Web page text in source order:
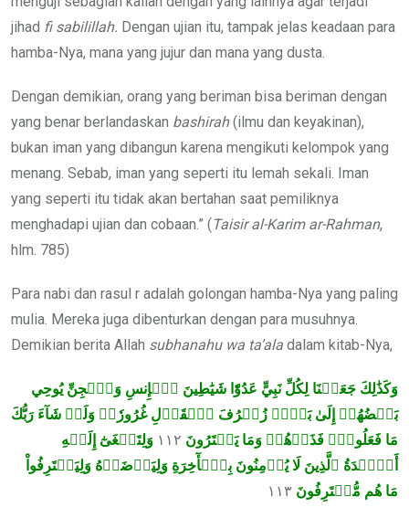
jihad fi sabilillah. Dengan ujian itu, tampak jelas keadaan para
hamba-Nya, mana yang jujur dan mana yang dusta.
Dengan demikian, orang yang beriman bisa beriman dengan
yang benar berlandaskan bashirah(ilmu dan keyakinan),
bukan iman yang dibangun karena mengikuti kelompok yang
menang. Sebab, iman yang seperti itu lemah sekali. Iman
yang seperti itu tidak akan bertahan saat pemiliknya
menghadapi ujian dan cobaan.” (Taisir al-Karim ar-Rahman,
hlm. 785)
Para nabi dan rasul r adalah golongan hamba-Nya yang paling
mulia. Mereka juga dibenturkan dengan para musuhnya.
Demikian berita Allah subhanahu wa ta’ala dalam kitab-Nya,
وَكَذَٰلِكَ جَعَلۡنَا لِكُلِّ نَبِيٍّ عَدُوّٗا شَيَٰطِينَ ٱلۡإِنسِ وَٱلۡجِنِّ يُوحِي
بَعۡضُهُمۡ إِلَىٰ بَعۡضٖ زُخۡرُفَ ٱلۡقَوۡلِ غُرُورٗاۚ وَلَوۡ شَآءَ رَبُّكَ
مَا فَعَلُوهُۖ فَذَرۡهُمۡ وَمَا يَفۡتَرُونَ
وَلِتَصۡغَىٰٓ إِلَيۡهِ
أَفۡ‍ِٔدَةُ ٱلَّذِينَ لَا يُؤۡمِنُونَ بِٱلۡأٓخِرَةِ وَلِيَرۡضَوۡهُ وَلِيَقۡتَرِفُواْ
مَا هُم مُّقۡتَرِفُونَ ١١٣